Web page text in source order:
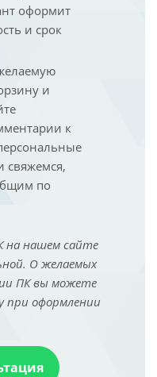
оформит
и срок
и
к
свяжемся,
по
на нашем сайте
О желаемых
ПК вы можете
при оформлении